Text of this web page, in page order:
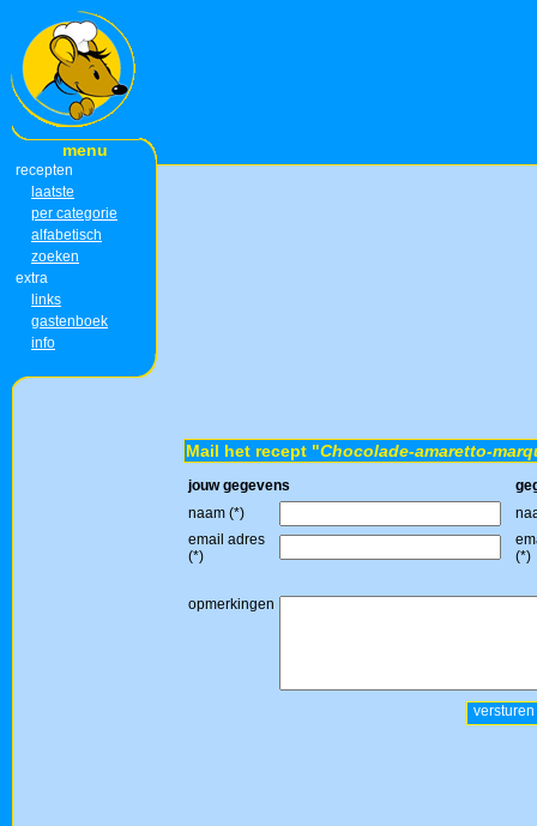
menu
recepten
laatste
per categorie
alfabetisch
zoeken
extra
links
gastenboek
info
Mail het recept "Chocolade-amaretto-
jouw gegevens
naam (*)
email adres
(*)
(*)
opmerkingen